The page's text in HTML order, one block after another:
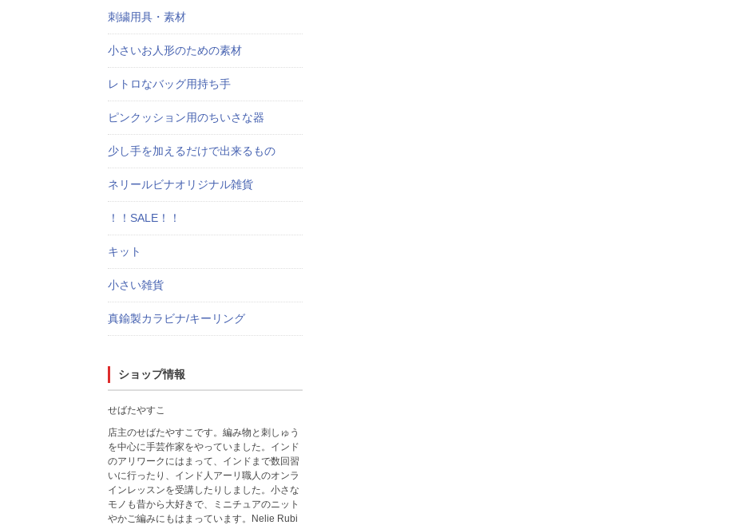
刺繍用具・素材
小さいお人形のための素材
レトロなバッグ用持ち手
ピンクッション用のちいさな器
少し手を加えるだけで出来るもの
ネリールビナオリジナル雑貨
！！SALE！！
キット
小さい雑貨
真鍮製カラビナ/キーリング
ショップ情報
せばたやすこ
店主のせばたやすこです。編み物と刺しゅう
を中心に手芸作家をやっていました。インド
のアリワークにはまって、インドまで数回習
いに行ったり、インド人アーリ職人のオンラ
インレッスンを受講したりしました。小さな
モノも昔から大好きで、ミニチュアのニット
やかご編みにもはまっています。Nelie Rubi